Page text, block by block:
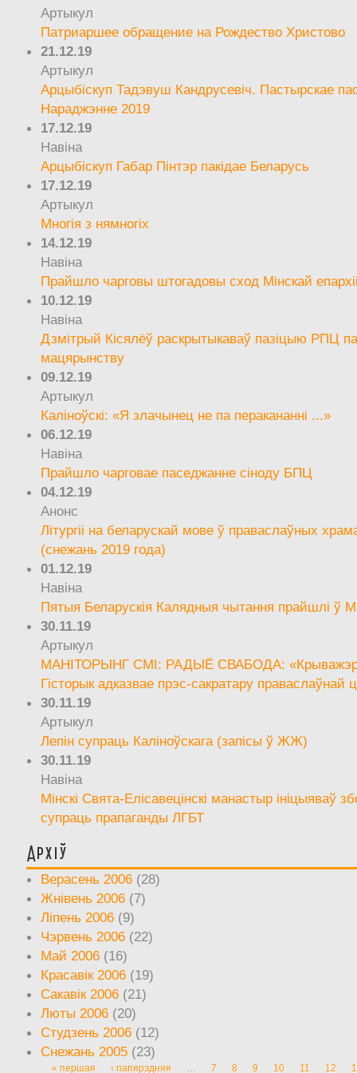
Артыкул
Патриаршее обращение на Рождество Христово
21.12.19
Артыкул
Арцыбіскуп Тадэвуш Кандрусевіч. Пастырскае
Нараджэнне 2019
17.12.19
Навіна
Арцыбіскуп Габар Пінтэр пакідае Беларусь
17.12.19
Артыкул
Многія з нямногіх
14.12.19
Навіна
Прайшло чарговы штогадовы сход Мінскай
10.12.19
Навіна
Дзмітрый Кісялёў раскрытыкаваў пазіцыю РПЦ
мацярынству
09.12.19
Артыкул
Каліноўскі: «Я злачынец не па перакананні ...»
06.12.19
Навіна
Прайшло чарговае паседжанне сіноду БПЦ
04.12.19
Анонс
Літургіі на беларускай мове ў праваслаўных
(снежань 2019 года)
01.12.19
Навіна
Пятыя Беларускія Калядныя чытання прайшлі ў
30.11.19
Артыкул
МАНІТОРЫНГ СМІ: РАДЫЁ СВАБОДА:
Гісторык адказвае прэс-сакратару праваслаўнай
30.11.19
Артыкул
Лепін супраць Каліноўскага (запісы ў ЖЖ)
30.11.19
Навіна
Мінскі Свята-Елісавецінскі манастыр ініцыяваў
супраць прапаганды ЛГБТ
Архіў
Верасень 2006 (28)
Жнівень 2006 (7)
Ліпень 2006 (9)
Чэрвень 2006 (22)
Май 2006 (16)
Красавік 2006 (19)
Сакавік 2006 (21)
Люты 2006 (20)
Студзень 2006 (12)
Снежань 2005 (23)
« першая ‹ папярэдняя … 7 8 9 10 11 12